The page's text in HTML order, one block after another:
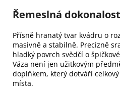
Řemeslná dokonalost
Přísně hranatý tvar kvádru o
masivně a stabilně. Precizně
hladký povrch svědčí o
Váza není jen užitkovým
doplňkem, který dotváří
místa.